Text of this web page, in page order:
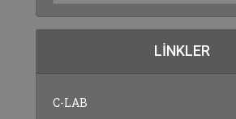
LINKLER
C-LAB